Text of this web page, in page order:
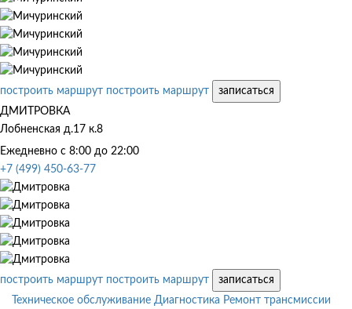
построить маршрут построить маршрут
записаться
ДМИТРОВКА
Лобненская д.17 к.8
Ежедневно с 8:00 до 22:00
+7 (499) 450-63-77
построить маршрут построить маршрут
записаться
Техническое обслуживание Диагностика Ремонт трансмиссии